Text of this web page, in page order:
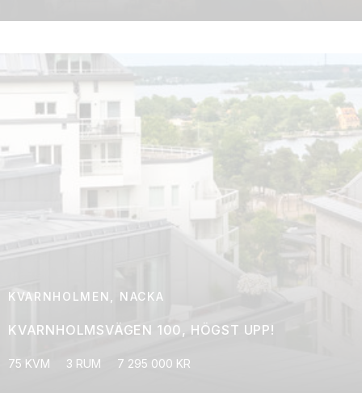
KVARNHOLMEN, NACKA
KVARNHOLMSVÄGEN 100, HÖGST UPP!
75 KVM 3 RUM 7 295 000 KR